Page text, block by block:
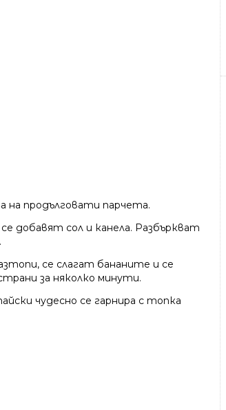
на продълговати парчета.
добавят сол и канела. Разбъркват
се слагат бананите и се
за няколко минути.
чудесно се гарнира с топка